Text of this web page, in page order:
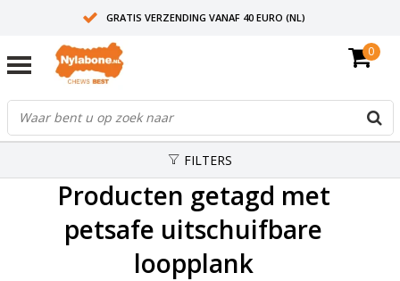
GRATIS VERZENDING VANAF 40 EURO (NL)
0
FILTERS
Producten getagd met
petsafe uitschuifbare
loopplank